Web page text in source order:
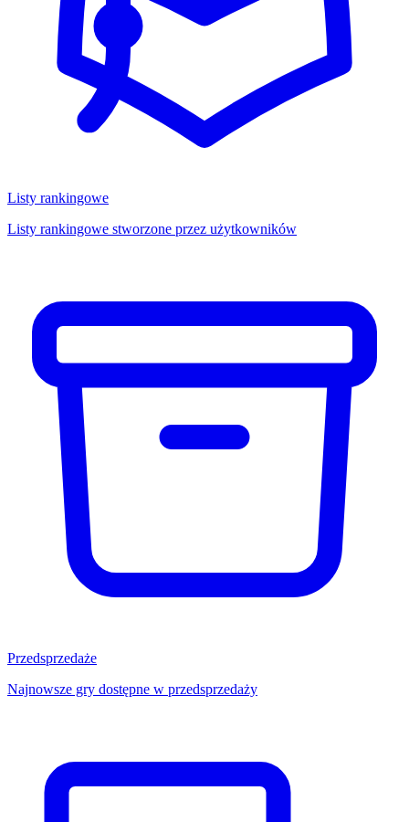
Listy rankingowe
Listy rankingowe stworzone przez użytkowników
Przedsprzedaże
Najnowsze gry dostępne w przedsprzedaży